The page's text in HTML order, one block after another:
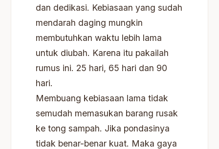
dan dedikasi. Kebiasaan yang sudah
mendarah daging mungkin
membutuhkan waktu lebih lama
untuk diubah. Karena itu pakailah
rumus ini. 25 hari, 65 hari dan 90
hari.
Membuang kebiasaan lama tidak
semudah memasukan barang rusak
ke tong sampah. Jika pondasinya
tidak benar-benar kuat. Maka gaya